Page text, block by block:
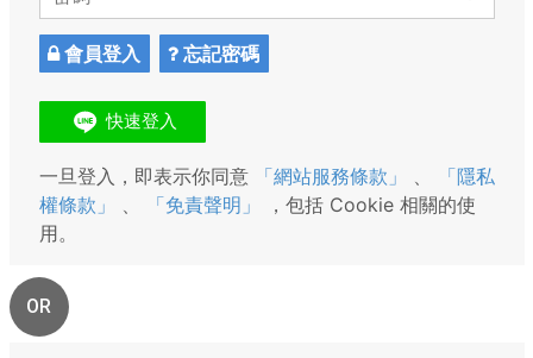
會員登入 忘記密碼
一旦登入，即表示你同意 「網站服務條款」
「隱私
權條款」
「免責聲明」
，包括 Cookie 相關的使
用。
OR